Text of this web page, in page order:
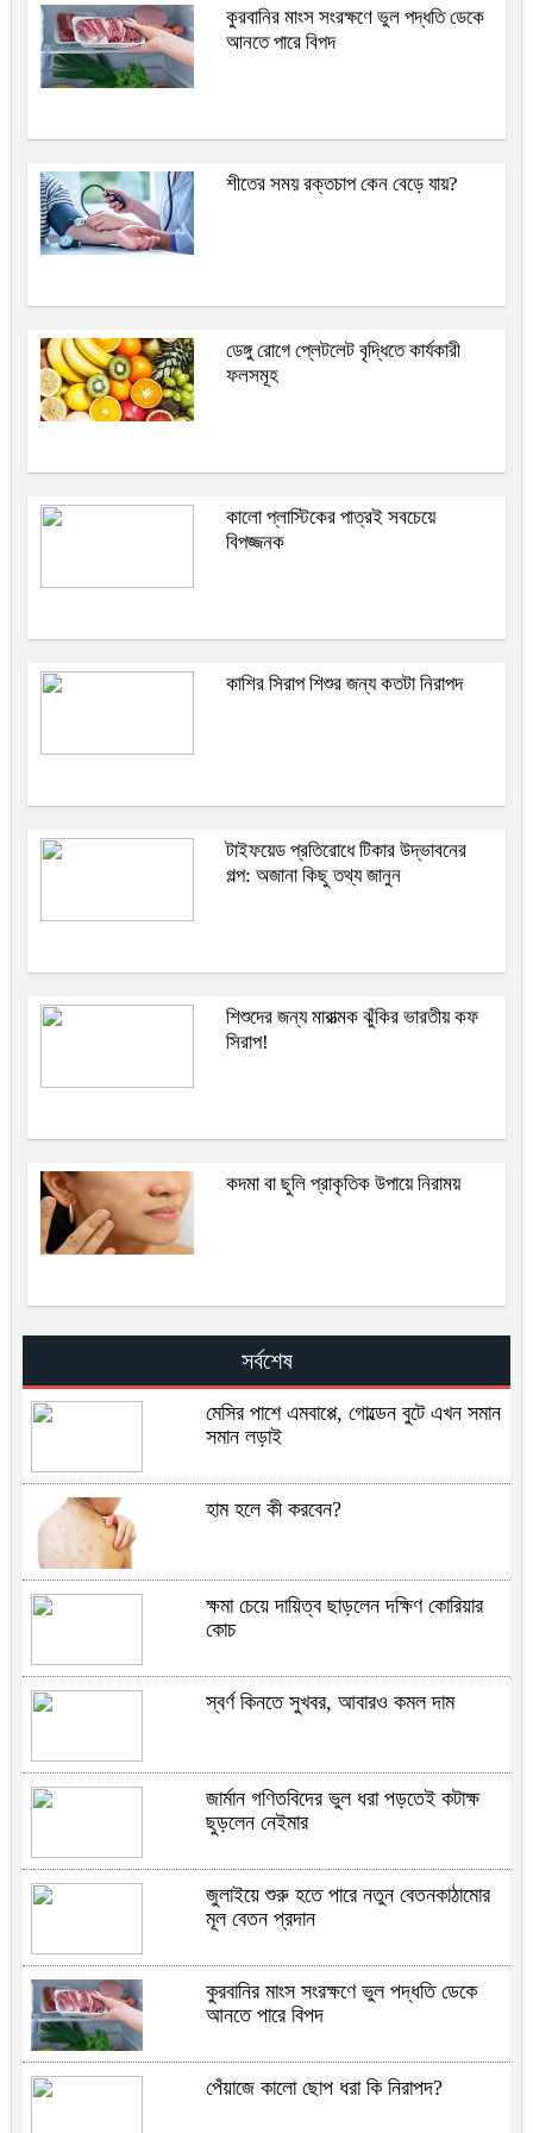
কুরবানির মাংস সংরক্ষণে ভুল পদ্ধতি ডেকে
আনতে পারে বিপদ
শীতের সময় রক্তচাপ কেন বেড়ে যায়?
ডেঙ্গু রোগে প্লেটলেট বৃদ্ধিতে কার্যকারী
ফলসমূহ
কালো প্লাস্টিকের পাত্রই সবচেয়ে
বিপজ্জনক
কাশির সিরাপ শিশুর জন্য কতটা নিরাপদ
টাইফয়েড প্রতিরোধে টিকার উদ্ভাবনের
গল্প: অজানা কিছু তথ্য জানুন
শিশুদের জন্য মারাত্মক ঝুঁকির ভারতীয় কফ
সিরাপ!
কদমা বা ছুলি প্রাকৃতিক উপায়ে নিরাময়
সর্বশেষ
মেসির পাশে এমবাপ্পে, গোল্ডেন বুটে এখন সমান
সমান লড়াই
হাম হলে কী করবেন?
ক্ষমা চেয়ে দায়িত্ব ছাড়লেন দক্ষিণ কোরিয়ার
কোচ
স্বর্ণ কিনতে সুখবর, আবারও কমল দাম
জার্মান গণিতবিদের ভুল ধরা পড়তেই কটাক্ষ
ছুড়লেন নেইমার
জুলাইয়ে শুরু হতে পারে নতুন বেতনকাঠামোর
মূল বেতন প্রদান
কুরবানির মাংস সংরক্ষণে ভুল পদ্ধতি ডেকে
আনতে পারে বিপদ
পেঁয়াজে কালো ছোপ ধরা কি নিরাপদ?